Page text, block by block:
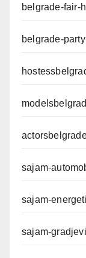
belgrade-fair-
belgrade-
sajam-
sajam-
sajam-